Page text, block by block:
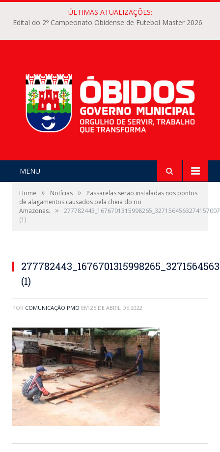
ÚLTIMAS ATUALIZAÇÕES:
Edital do 2º Campeonato Obidense de Futebol Master 2026
MENU
Home » Notícias »
Passarelas serão instaladas nos pontos
de alagamentos causados pela cheia do rio
Amazonas.
»
(1)
(1)
POR COMUNICAÇÃO PMO EM 25 DE ABRIL DE 2022